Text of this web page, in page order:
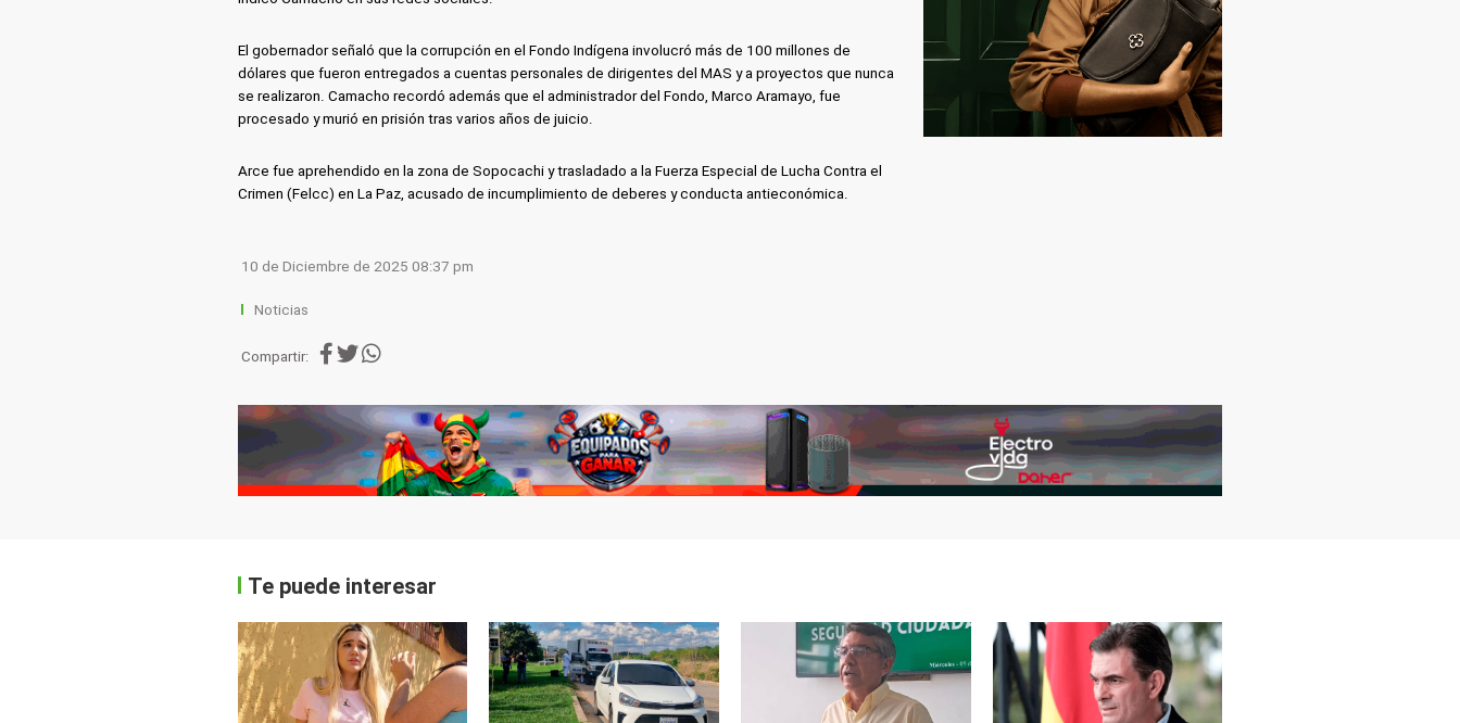
El gobernador señaló que la corrupción en el Fondo Indígena involucró más de 100 millones de
dólares que fueron entregados a cuentas personales de dirigentes del MAS y a proyectos que nunca
se realizaron. Camacho recordó además que el administrador del Fondo, Marco Aramayo, fue
procesado y murió en prisión tras varios años de juicio.
Arce fue aprehendido en la zona de Sopocachi y trasladado a la Fuerza Especial de Lucha Contra el
Crimen (Felcc) en La Paz, acusado de incumplimiento de deberes y conducta antieconómica.
10 de Diciembre de 2025 08:37 pm
Noticias
Compartir:
Te puede interesar